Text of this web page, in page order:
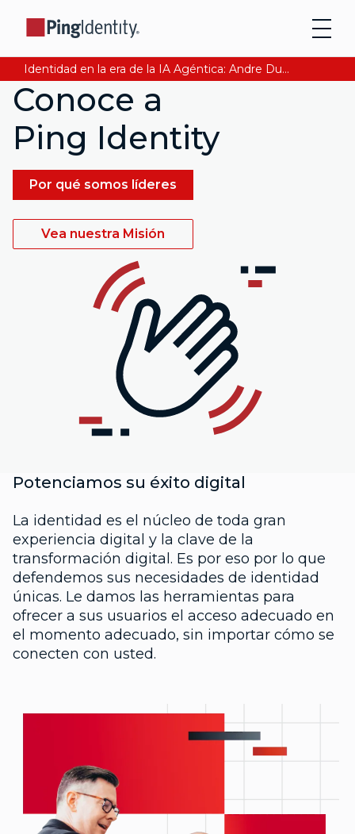
Identidad en la era de la IA Agéntica: Andre Durand explica cómo asegurar la confianza digital. Lee Ahora
Conoce a
Ping Identity
Por qué somos líderes
Vea nuestra Misión
Potenciamos su éxito digital
La identidad es el núcleo de toda gran
experiencia digital y la clave de la
transformación digital. Es por eso por lo que
defendemos sus necesidades de identidad
únicas. Le damos las herramientas para
ofrecer a sus usuarios el acceso adecuado en
el momento adecuado, sin importar cómo se
conecten con usted.